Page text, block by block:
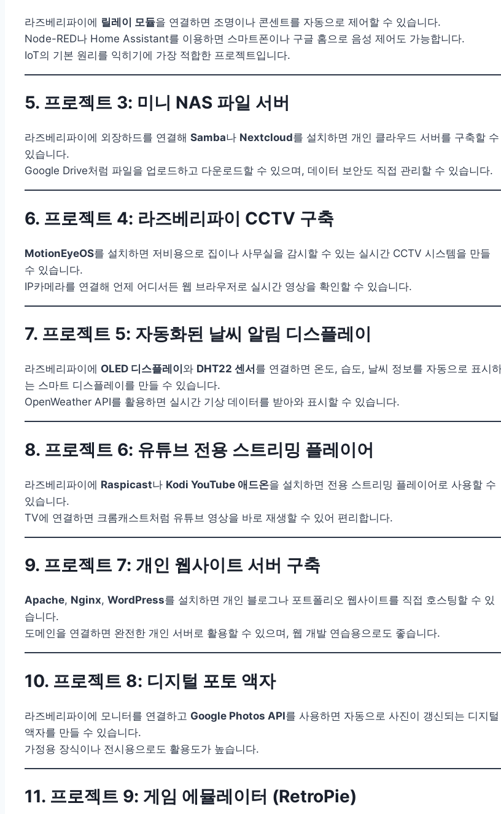
라즈베리파이에 릴레이 모듈을 연결하면 조명이나 콘센트를 자동으로 제어할 수 있습니다.
Node-RED나 Home Assistant를 이용하면 스마트폰이나 구글 홈으로 음성 제어도 가능합니다.
IoT의 기본 원리를 익히기에 가장 적합한 프로젝트입니다.
5. 프로젝트 3: 미니 NAS 파일 서버
라즈베리파이에 외장하드를 연결해 Samba나 Nextcloud를 설치하면 개인 클라우드 서버를 구축할 수
있습니다.
Google Drive처럼 파일을 업로드하고 다운로드할 수 있으며, 데이터 보안도 직접 관리할 수 있습니다.
6. 프로젝트 4: 라즈베리파이 CCTV 구축
MotionEyeOS를 설치하면 저비용으로 집이나 사무실을 감시할 수 있는 실시간 CCTV 시스템을 만들
수 있습니다.
IP카메라를 연결해 언제 어디서든 웹 브라우저로 실시간 영상을 확인할 수 있습니다.
7. 프로젝트 5: 자동화된 날씨 알림 디스플레이
라즈베리파이에 OLED 디스플레이 와 DHT22 센서 를 연결하면 온도, 습도, 날씨 정보를 자동으로 표시
는 스마트 디스플레이를 만들 수 있습니다.
OpenWeather API를 활용하면 실시간 기상 데이터를 받아와 표시할 수 있습니다.
8. 프로젝트 6: 유튜브 전용 스트리밍 플레이어
라즈베리파이에 Raspicast나 Kodi YouTube 애드온을 설치하면 전용 스트리밍 플레이어로 사용할 수
있습니다.
TV에 연결하면 크롬캐스트처럼 유튜브 영상을 바로 재생할 수 있어 편리합니다.
9. 프로젝트 7: 개인 웹사이트 서버 구축
Apache, Nginx, WordPress를 설치하면 개인 블로그나 포트폴리오 웹사이트를 직접 호스팅할 수 있
습니다.
도메인을 연결하면 완전한 개인 서버로 활용할 수 있으며, 웹 개발 연습용으로도 좋습니다.
10. 프로젝트 8: 디지털 포토 액자
라즈베리파이에 모니터를 연결하고 Google Photos API를 사용하면 자동으로 사진이 갱신되는 디지털
액자를 만들 수 있습니다.
가정용 장식이나 전시용으로도 활용도가 높습니다.
11. 프로젝트 9: 게임 에뮬레이터 (RetroPie)